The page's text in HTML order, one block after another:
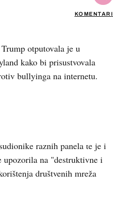
KOMENTARI
otputovala je u
kako bi prisustvovala
bullyinga na internetu.
+2
raznih panela te je i
upozorila na "destruktivne i
društvenih mreža